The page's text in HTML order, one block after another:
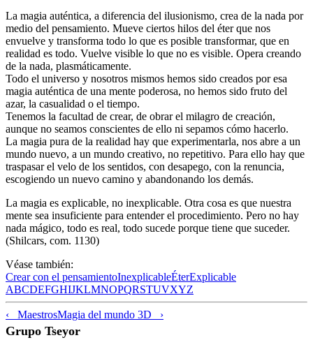
La magia auténtica, a diferencia del ilusionismo, crea de la nada por
medio del pensamiento. Mueve ciertos hilos del éter que nos
envuelve y transforma todo lo que es posible transformar, que en
realidad es todo. Vuelve visible lo que no es visible. Opera creando
de la nada, plasmáticamente.
Todo el universo y nosotros mismos hemos sido creados por esa
magia auténtica de una mente poderosa, no hemos sido fruto del
azar, la casualidad o el tiempo.
Tenemos la facultad de crear, de obrar el milagro de creación,
aunque no seamos conscientes de ello ni sepamos cómo hacerlo.
La magia pura de la realidad hay que experimentarla, nos abre a un
mundo nuevo, a un mundo creativo, no repetitivo. Para ello hay que
traspasar el velo de los sentidos, con desapego, con la renuncia,
escogiendo un nuevo camino y abandonando los demás.
La magia es explicable, no inexplicable. Otra cosa es que nuestra
mente sea insuficiente para entender el procedimiento. Pero no hay
nada mágico, todo es real, todo sucede porque tiene que suceder.
(Shilcars, com. 1130)
Véase también:
Crear con el pensamientoInexplicableÉterExplicable
ABCDEFGHIJKLMNOPQRSTUVXYZ
‹ MaestrosMagia del mundo 3D ›
Grupo Tseyor